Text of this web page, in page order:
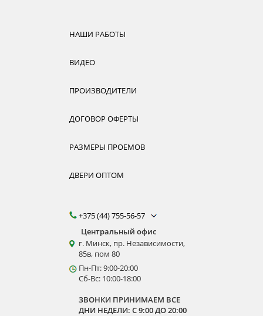
НАШИ РАБОТЫ
ВИДЕО
ПРОИЗВОДИТЕЛИ
ДОГОВОР ОФЕРТЫ
РАЗМЕРЫ ПРОЕМОВ
ДВЕРИ ОПТОМ
+375 (44) 755-56-57
Центральный офис
г. Минск, пр. Независимости,
85в, пом 80
Пн-Пт: 9:00-20:00
Сб-Вс: 10:00-18:00
ЗВОНКИ ПРИНИМАЕМ ВСЕ
ДНИ НЕДЕЛИ: С 9:00 ДО 20:00